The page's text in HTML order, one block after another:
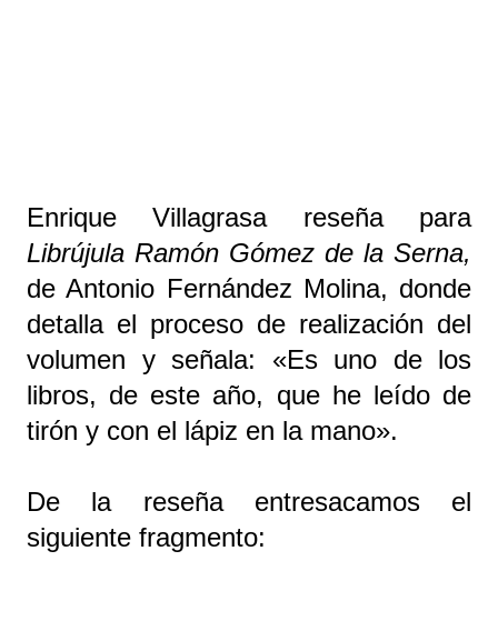
Enrique Villagrasa reseña para
Librújula Ramón Gómez de la Serna,
de Antonio Fernández Molina, donde
detalla el proceso de realización del
volumen y señala: «Es uno de los
libros, de este año, que he leído de
tirón y con el lápiz en la mano».
De la reseña entresacamos el
siguiente fragmento: